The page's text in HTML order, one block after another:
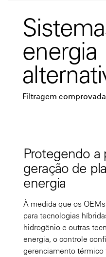
energia
Filtragem
Protegendo a
geração de
energia
À medida que os
para tecnologias
hidrogênio e outras
energia, o controle
gerenciamento térmico